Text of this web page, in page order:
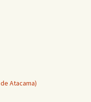
Atacama)